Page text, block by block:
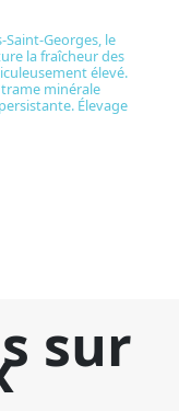
Georges, le
la fraîcheur des
élevé.
minérale
Élevage
sur